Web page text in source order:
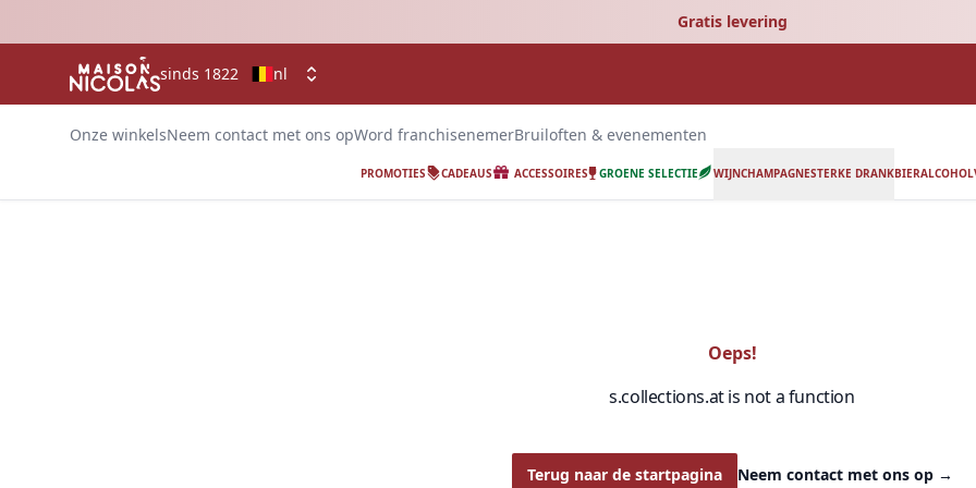
Gratis levering
sinds 1822 nl
Onze winkelsNeem contact met ons opWord franchisenemerBruiloften & evenementen
PROMOTIES CADEAUS ACCESSOIRES GROENE SELECTIE WIJNCHAMPAGNESTERKE DRANKBIER
Oeps!
s.collections.at is not a function
Terug naar de startpagina Neem contact met ons op →